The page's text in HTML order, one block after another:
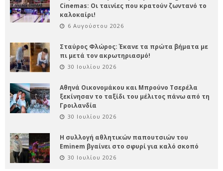
Cinemas: Οι ταινίες που κρατούν ζωντανό το
καλοκαίρι!
6 Αυγούστου 2026
Σταύρος Φλώρος: Έκανε τα πρώτα βήματα με
πι μετά τον ακρωτηριασμό!
30 Ιουλίου 2026
Αθηνά Οικονομάκου και Μπρούνο Τσερέλα
ξεκίνησαν το ταξίδι του μέλιτος πάνω από τη
Γροιλανδία
30 Ιουλίου 2026
Η συλλογή αθλητικών παπουτσιών του
Eminem βγαίνει στο σφυρί για καλό σκοπό
30 Ιουλίου 2026